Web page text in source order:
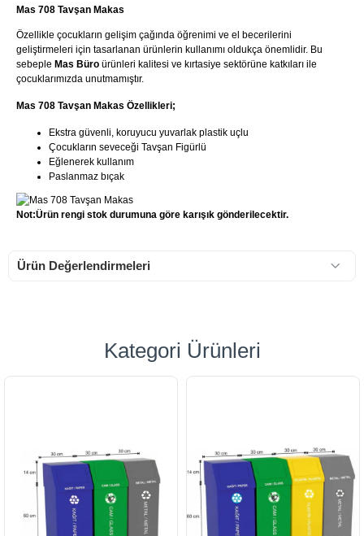
Mas 708 Tavşan Makas
Özellikle çocukların gelişim çağında öğrenimi ve el becerilerini
geliştirmeleri için tasarlanan ürünlerin kullanımı oldukça önemlidir. Bu
sebeple Mas Büro ürünleri kalitesi ve kırtasiye sektörüne katkıları ile
çocuklarımızda unutmamıştır.
Mas 708 Tavşan Makas Özellikleri;
Ekstra güvenli, koruyucu yuvarlak plastik uçlu
Çocukların seveceği Tavşan Figürlü
Eğlenerek kullanım
Paslanmaz bıçak
Not:Ürün rengi stok durumuna göre karışık gönderilecektir.
Ürün Değerlendirmeleri
Kategori Ürünleri